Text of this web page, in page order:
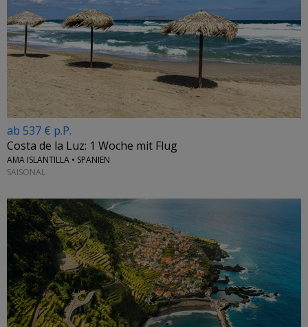
ab 537 € p.P.
Costa de la Luz: 1 Woche mit Flug
AMA ISLANTILLA • SPANIEN
SAISONAL